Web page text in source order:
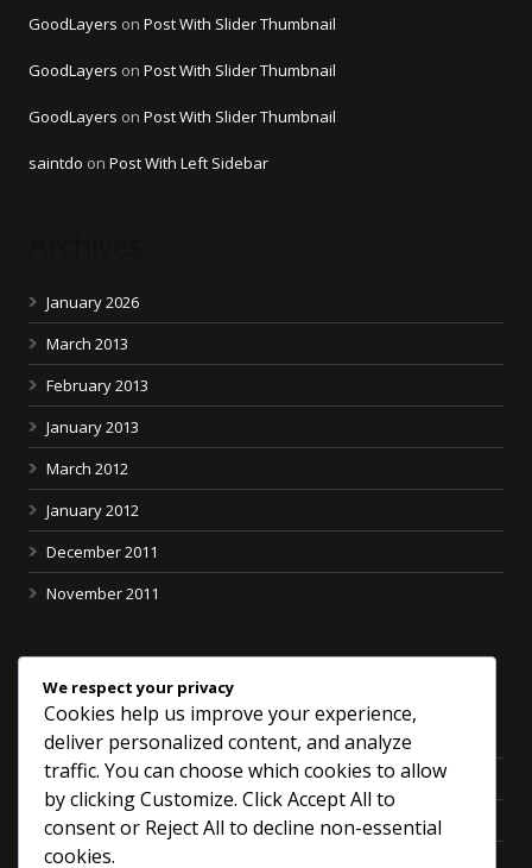
GoodLayers on Post With Slider Thumbnail
GoodLayers on Post With Slider Thumbnail
GoodLayers on Post With Slider Thumbnail
saintdo on Post With Left Sidebar
January 2026
March 2013
February 2013
January 2013
March 2012
January 2012
December 2011
November 2011
Categories
All of God
Blog
Church Financial
Life Sharing
We respect your privacy
Cookies help us improve your experience,
deliver personalized content, and analyze
traffic. You can choose which cookies to allow
by clickingCustomize. ClickAccept All to
consent or Reject All to decline non-essential
cookies.